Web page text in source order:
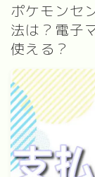
ポケモンセ
法は？電子
使える？